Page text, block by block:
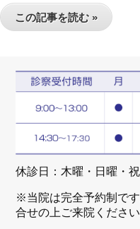
この記事を読む »
休診日：木曜・日曜・祝
※当院は完全予約制で
合せの上ご来院ください